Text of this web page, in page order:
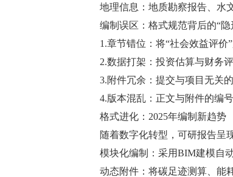
地理信息：地质勘察报告、水文
编制误区：格式规范背后的“隐
1.章节错位：将“社会效益评价”
2.数据打架：投资估算与财务评
3.附件冗余：提交与项目无关的
4.版本混乱：正文与附件的编号
格式进化：2025年编制新趋势
随着数字化转型，可研报告呈现
模块化编制：采用BIM建模自动
动态附件：将碳足迹测算、能耗